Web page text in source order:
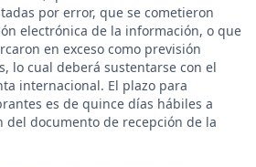
por error, que se cometieron
electrónica de la información, o que
en exceso como previsión
lo cual deberá sustentarse con el
internacional. El plazo para
es de quince días hábiles a
documento de recepción de la